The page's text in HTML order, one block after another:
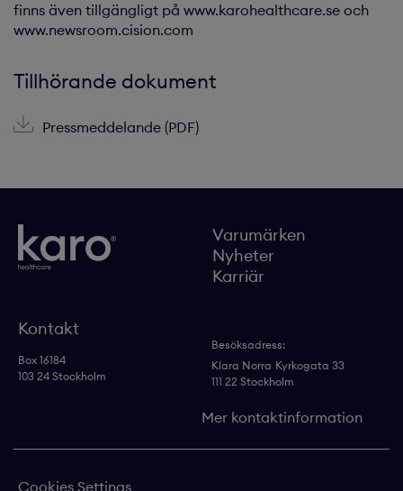
finns även tillgängligt på www.karohealthcare.se och
www.newsroom.cision.com
Tillhörande dokument
Pressmeddelande (PDF)
Varumärken
Nyheter
Karriär
Kontakt
Box 16184
103 24 Stockholm
Besöksadress:
Klara Norra Kyrkogata 33
111 22 Stockholm
Mer kontaktinformation
Cookies Settings